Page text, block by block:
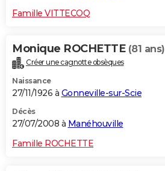
Famille VITTECOQ
Monique ROCHETTE (81 ans)
Créer une cagnotte obsèques
Naissance
27/11/1926 à Gonneville-sur-Scie
Décès
27/07/2008 à Manéhouville
Famille ROCHETTE